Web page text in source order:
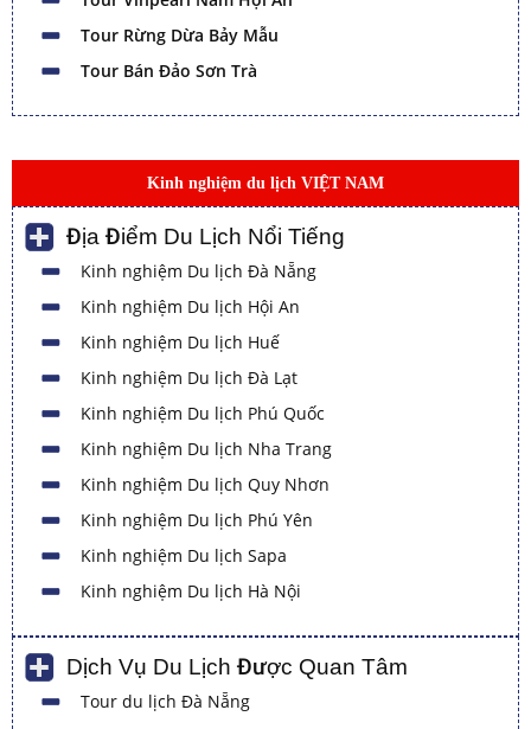
Tour Rừng Dừa Bảy Mẫu
Tour Bán Đảo Sơn Trà
Kinh nghiệm du lịch VIỆT NAM
Địa Điểm Du Lịch Nổi Tiếng
Kinh nghiệm Du lịch Đà Nẵng
Kinh nghiệm Du lịch Hội An
Kinh nghiệm Du lịch Huế
Kinh nghiệm Du lịch Đà Lạt
Kinh nghiệm Du lịch Phú Quốc
Kinh nghiệm Du lịch Nha Trang
Kinh nghiệm Du lịch Quy Nhơn
Kinh nghiệm Du lịch Phú Yên
Kinh nghiệm Du lịch Sapa
Kinh nghiệm Du lịch Hà Nội
Dịch Vụ Du Lịch Được Quan Tâm
Tour du lịch Đà Nẵng